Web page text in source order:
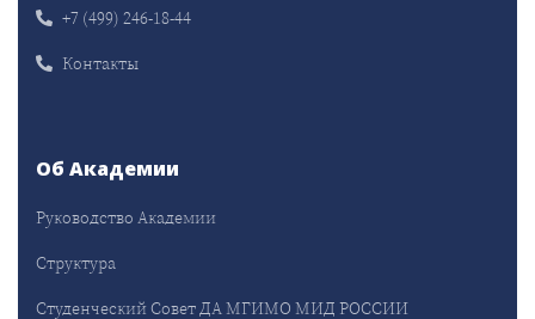
+7 (499) 246-18-44
Контакты
Об Академии
Руководство Академии
Структура
Студенческий Совет ДА МГИМО МИД РОССИИ